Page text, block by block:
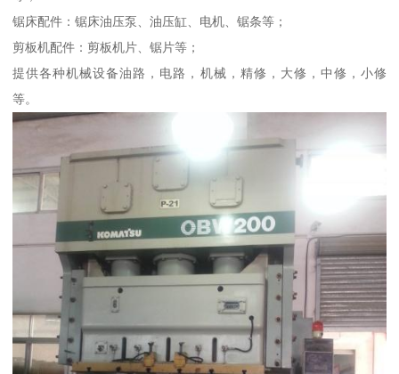
锯床配件：锯床油压泵、油压缸、电机、锯条等；
剪板机配件：剪板机片、锯片等；
提供各种机械设备油路，电路，机械，精修，大修，中修，小修
等。